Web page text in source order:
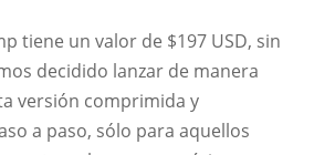
tiene un valor de $197 USD, sin
decidido lanzar de manera
versión comprimida y
a paso, sólo para aquellos